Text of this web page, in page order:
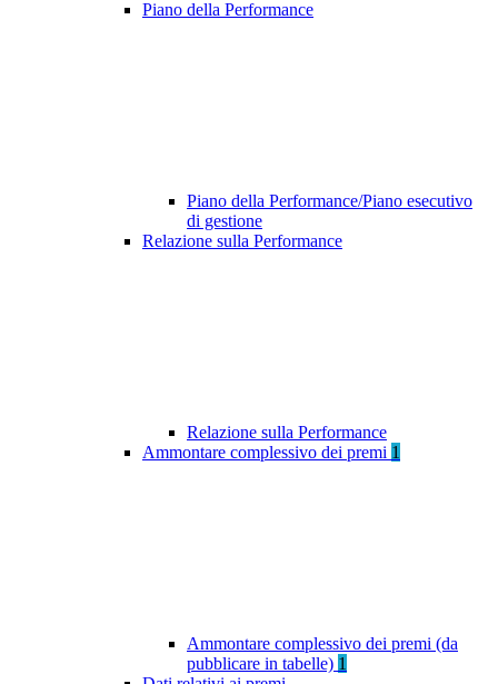
Piano della Performance
Piano della Performance/Piano esecutivo
di gestione
Relazione sulla Performance
Relazione sulla Performance
Ammontare complessivo dei premi 1
Ammontare complessivo dei premi (da
pubblicare in tabelle) 1